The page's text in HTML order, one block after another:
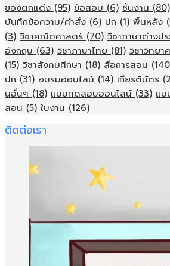
ของตกแต่ง (95) ข้อสอบ (6) ชิ้นงาน (80)
บันทึกข้อความ/คำสั่ง (6) ปก (1) พื้นหลัง
(3) วิชาคณิตศาสตร์ (70) วิชาภาษาต่างปร
อังกฤษ (63) วิชาภาษาไทย (81) วิชาวิทยา
(15) วิชาสังคมศึกษา (18) สื่อการสอน
ปก (31) อบรมออนไลน์ (14) เกียรติบัตร
นอื่นๆ (18) แบบทดสอบออนไลน์ (33) แบ
สอน (5) ใบงาน (126)
ติดต่อเรา